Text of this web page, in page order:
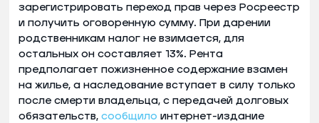
зарегистрировать переход прав через Росреестр
и получить оговоренную сумму. При дарении
родственникам налог не взимается, для
остальных он составляет 13%. Рента
предполагает пожизненное содержание взамен
на жилье, а наследование вступает в силу только
после смерти владельца, с передачей долговых
обязательств, сообщило интернет-издание